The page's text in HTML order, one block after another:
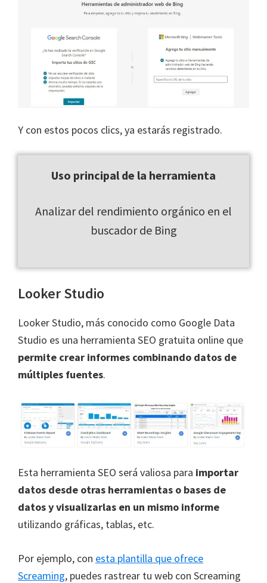
Y con estos pocos clics, ya estarás registrado.
Uso principal de la herramienta
Analizar del rendimiento orgánico en el
buscador de Bing
Looker Studio
Looker Studio, más conocido como Google Data
Studio es una herramienta SEO gratuita online que
permite crear informes combinando datos de
múltiples fuentes.
Esta herramienta SEO será valiosa para importar
datos desde otras herramientas o bases de
datos y visualizarlas en un mismo informe
utilizando gráficas, tablas, etc.
Por ejemplo, con esta plantilla que ofrece
Screaming, puedes rastrear tu web con Screaming